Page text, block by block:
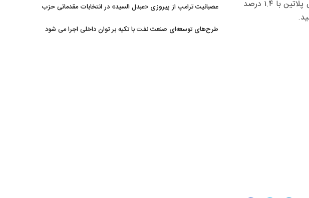
در بازار سایر فلزات ارزشمند، هر اونس نقره با ۰.۴ درصد افزایش، به ۸۶ دلار و ۳۹ سنت رسید. هر اونس پلاتین با ۱.۴ درصد
عصبانیت ترامپ از پیروزی «عبدل السید» در انتخابات مقدماتی حزب
طرح‌های توسعه‌ای صنعت نفت با تکیه بر توان داخلی اجرا می شود